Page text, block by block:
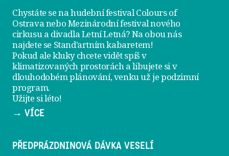
Chystáte se na hudební festival Colours of
Ostrava nebo Mezinárodní festival nového
cirkusu a divadla Letní Letná? Na obou nás
najdete se Stand’artním kabaretem!
Pokud ale kluky chcete vidět spíš v
klimatizovaných prostorách a libujete si v
dlouhodobém plánování, venku už jepodzimní
program.
Užijte si léto!
→ VÍCE
PŘEDPRÁZDNINOVÁ DÁVKA VESELÍ